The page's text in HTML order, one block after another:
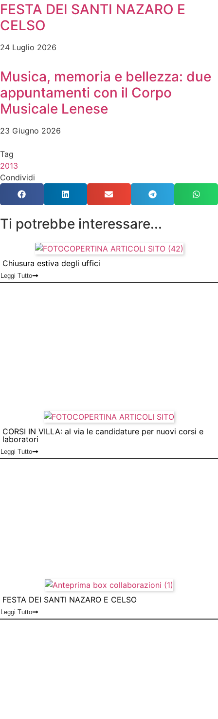
FESTA DEI SANTI NAZARO E
CELSO
24 Luglio 2026
Musica, memoria e bellezza: due
appuntamenti con il Corpo
Musicale Lenese
23 Giugno 2026
Tag
2013
Condividi
Ti potrebbe interessare...
Chiusura estiva degli uffici
Leggi Tutto
CORSI IN VILLA: al via le candidature per nuovi corsi e
laboratori
Leggi Tutto
FESTA DEI SANTI NAZARO E CELSO
Leggi Tutto